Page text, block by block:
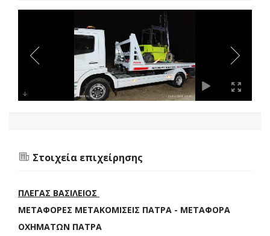
Στοιχεία επιχείρησης
ΠΛΕΓΑΣ ΒΑΣΙΛΕΙΟΣ
ΜΕΤΑΦΟΡΕΣ ΜΕΤΑΚΟΜΙΣΕΙΣ ΠΑΤΡΑ - ΜΕΤΑΦΟΡΑ
ΟΧΗΜΑΤΩΝ ΠΑΤΡΑ